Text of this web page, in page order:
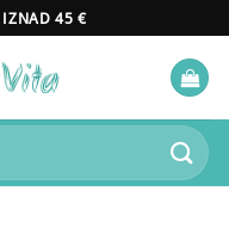
IZNAD 45 €